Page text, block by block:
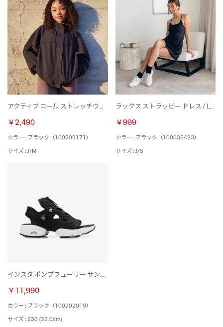
アクティブ コール ストレッチウーブンジャケット / ACTIV COLL SKYSTRETCH WVN JKT （ブラック）
￥2,490
カラー : ブラック（100203171）
サイズ : J/M
ラックス ストラッピー ドレス / Lux Strappy Dress （ブラック）
￥999
カラー : ブラック（100035423）
サイズ : J/S
インスタ ポンプフューリー サンダル ジップ / INSTAPUMP FURY SANDAL ZIP （ブラックホワイト）
￥11,990
カラー : ブラック（100202019）
サイズ : 230 (23.0cm)